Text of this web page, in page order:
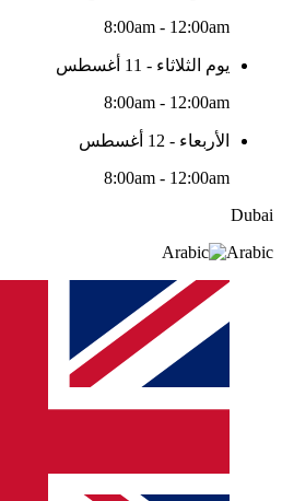
8:00am - 12:00am
يوم الثلاثاء - 11 أغسطس
8:00am - 12:00am
الأربعاء - 12 أغسطس
8:00am - 12:00am
Dubai
Arabic